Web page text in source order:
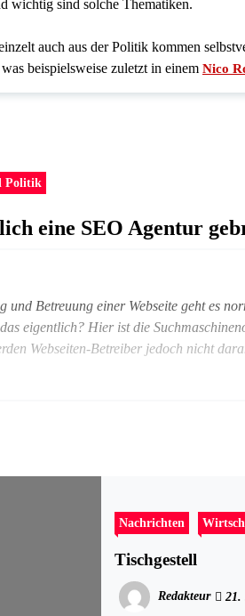
wichtig sind solche Thematiken.
auch aus der Politik kommen
beispielsweise zuletzt in einem Nico
Politik
eine SEO Agentur
und Betreuung einer Webseite geht es
eigentlich? Hier ist die
Webseiten-Betreiber jedoch nicht
Nachrichten
Tischgestell
Redakteur 21.